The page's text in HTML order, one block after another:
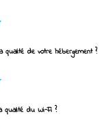
qualité de votre hébergement ?
qualité du Wi-Fi ?